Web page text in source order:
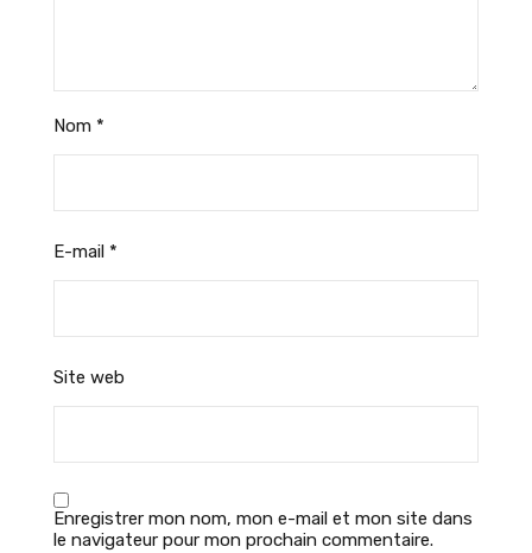
Nom *
E-mail *
Site web
Enregistrer mon nom, mon e-mail et mon site dans
le navigateur pour mon prochain commentaire.